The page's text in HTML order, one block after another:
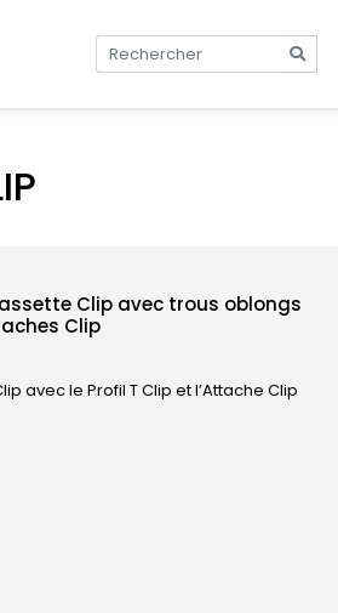
Clip avec trous oblongs
Clip
avec le Profil T Clip et l’Attache Clip